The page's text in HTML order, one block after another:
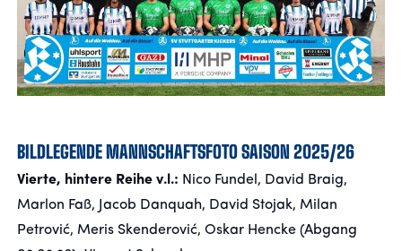
KONTAKT
Präsentiert von
BILDLEGENDE MANNSCHAFTSFOTO SAISON 2025/26
Vierte, hintere Reihe v.l.: Nico Fundel, David Braig,
Marlon Faß, Jacob Danquah, David Stojak, Milan
Petrović, Meris Skenderović, Oskar Hencke (Abgang